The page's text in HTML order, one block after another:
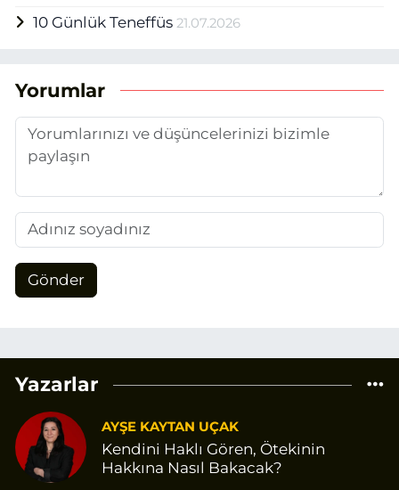
10 Günlük Teneffüs 21.07.2026
Yorumlar
Gönder
Yazarlar
AYŞE KAYTAN UÇAK
Kendini Haklı Gören, Ötekinin
Hakkına Nasıl Bakacak?